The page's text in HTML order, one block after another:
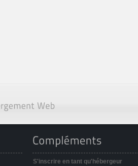
S'inscrire en tant qu'hébergeur